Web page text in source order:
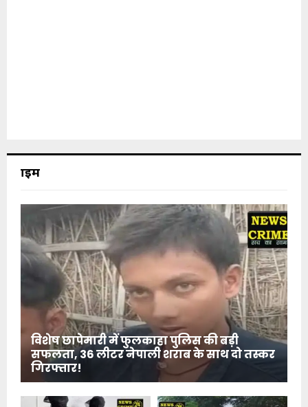
क्राइम
विशेष छापेमारी में फुलकाहा पुलिस की बड़ी
सफलता, 36 लीटर नेपाली शराब के साथ दो तस्कर
गिरफ्तार!